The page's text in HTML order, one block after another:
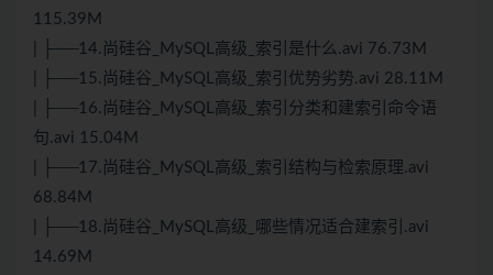
115.39M
| ├──14.尚硅谷_MySQL高级_索引是什么.avi 76.73M
| ├──15.尚硅谷_MySQL高级_索引优势劣势.avi 28.11M
| ├──16.尚硅谷_MySQL高级_索引分类和建索引命令语
句.avi 15.04M
| ├──17.尚硅谷_MySQL高级_索引结构与检索原理.avi
68.84M
| ├──18.尚硅谷_MySQL高级_哪些情况适合建索引.avi
14.69M